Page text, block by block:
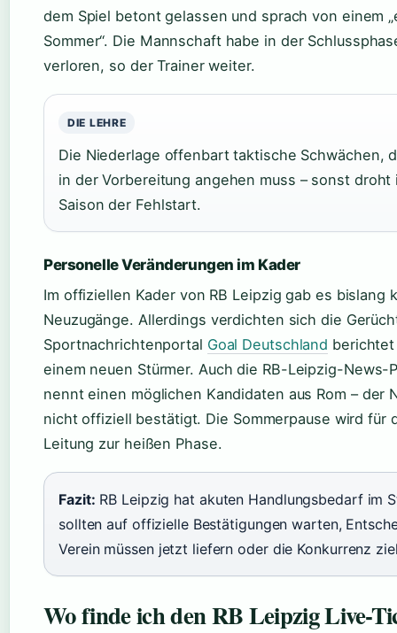
dem Spiel betont gelassen und sprach von einem
Sommer“. Die Mannschaft habe in der
verloren, so der Trainer weiter.
DIE LEHRE
Die Niederlage offenbart taktische Schwächen,
in der Vorbereitung angehen muss – sonst droht
Saison der Fehlstart.
Personelle Veränderungen im Kader
Im offiziellen Kader von RB Leipzig gab es bislang
Neuzugänge. Allerdings verdichten sich die
Sportnachrichtenportal Goal Deutschland
einem neuen Stürmer. Auch die RB-Leipzig-News-
nennt einen möglichen Kandidaten aus Rom – der
nicht offiziell bestätigt. Die Sommerpause wird für
Leitung zur heißen Phase.
Fazit: RB Leipzig hat akuten Handlungsbedarf im
sollten auf offizielle Bestätigungen warten,
Verein müssen jetzt liefern oder die Konkurrenz
Wo finde ich den RB Leipzig Live-